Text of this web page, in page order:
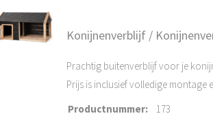
Konijnenverblijf /
Prachtig buitenverblijf voor je
Prijs is inclusief volledige montage
Productnummer:
173